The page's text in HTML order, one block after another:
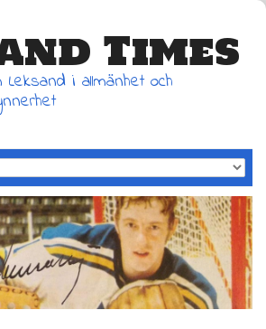
Times
i allmänhet och